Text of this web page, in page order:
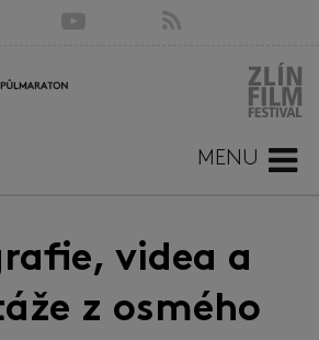
MENU
videa a
z osmého